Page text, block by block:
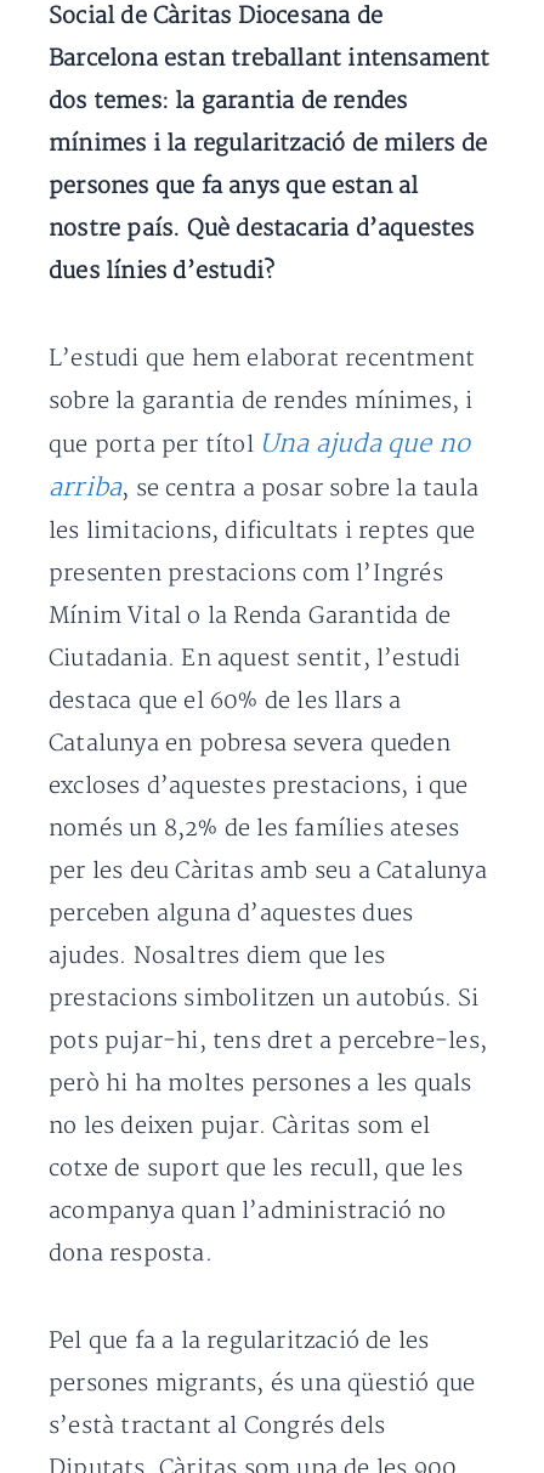
Social de Càritas Diocesana de
Barcelona estan treballant intensament
dos temes: la garantia de rendes
mínimes i la regularització de milers de
persones que fa anys que estan al
nostre país. Què destacaria d’aquestes
dues línies d’estudi?
L’estudi que hem elaborat recentment
sobre la garantia de rendes mínimes, i
que porta per títol Una ajuda que no
arriba, se centra a posar sobre la taula
les limitacions, dificultats i reptes que
presenten prestacions com l’Ingrés
Mínim Vital o la Renda Garantida de
Ciutadania. En aquest sentit, l’estudi
destaca que el 60% de les llars a
Catalunya en pobresa severa queden
excloses d’aquestes prestacions, i que
només un 8,2% de les famílies ateses
per les deu Càritas amb seu a Catalunya
perceben alguna d’aquestes dues
ajudes. Nosaltres diem que les
prestacions simbolitzen un autobús. Si
pots pujar-hi, tens dret a percebre-les,
però hi ha moltes persones a les quals
no les deixen pujar. Càritas som el
cotxe de suport que les recull, que les
acompanya quan l’administració no
dona resposta.
Pel que fa a la regularització de les
persones migrants, és una qüestió que
s’està tractant al Congrés dels